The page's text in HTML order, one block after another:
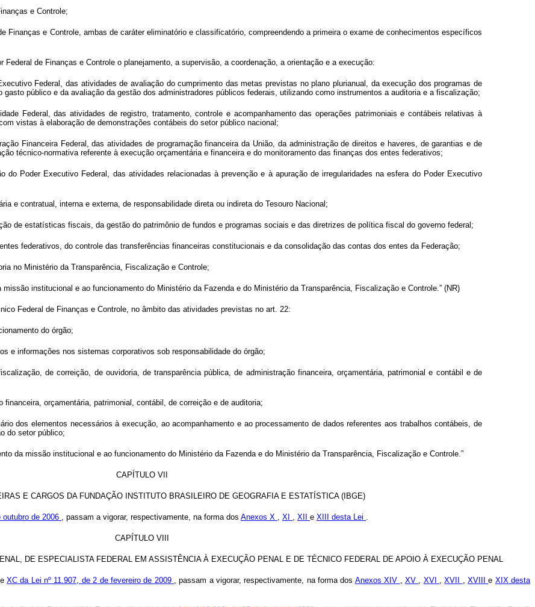
e Controle;
Finanças e Controle, ambas de caráter eliminatório e classificatório, compreendendo a primeira o exame de conhecimentos específicos
Federal de Finanças e Controle o planejamento, a supervisão, a coordenação, a orientação e a execução:
Federal, das atividades de avaliação do cumprimento das metas previstas no plano plurianual, da execução dos programas de
público e da avaliação da gestão dos administradores públicos federais, utilizando como instrumentos a auditoria e a fiscalização;
Federal, das atividades de registro, tratamento, controle e acompanhamento das operações patrimoniais e contábeis relativas à
vistas à elaboração de demonstrações contábeis do setor público nacional;
Financeira Federal, das atividades de programação financeira da União, da administração de direitos e haveres, de garantias e de
técnico-normativa referente à execução orçamentária e financeira e do monitoramento das finanças dos entes federativos;
do Poder Executivo Federal, das atividades relacionadas à prevenção e à apuração de irregularidades na esfera do Poder Executivo
e contratual, interna e externa, de responsabilidade direta ou indireta do Tesouro Nacional;
de estatísticas fiscais, da gestão do patrimônio de fundos e programas sociais e das diretrizes de política fiscal do governo federal;
federativos, do controle das transferências financeiras constitucionais e da consolidação das contas dos entes da Federação;
no Ministério da Transparência, Fiscalização e Controle;
institucional e ao funcionamento do Ministério da Fazenda e do Ministério da Transparência, Fiscalização e Controle.” (NR)
Federal de Finanças e Controle, no âmbito das atividades previstas no art. 22:
do órgão;
e informações nos sistemas corporativos sob responsabilidade do órgão;
de correição, de ouvidoria, de transparência pública, de administração financeira, orçamentária, patrimonial e contábil e de
orçamentária, patrimonial, contábil, de correição e de auditoria;
dos elementos necessários à execução, ao acompanhamento e ao processamento de dados referentes aos trabalhos contábeis, de
do setor público;
da missão institucional e ao funcionamento do Ministério da Fazenda e do Ministério da Transparência, Fiscalização e Controle.”
CAPÍTULO VII
E CARGOS DA FUNDAÇÃO INSTITUTO BRASILEIRO DE GEOGRAFIA E ESTATÍSTICA (IBGE)
outubro de 2006 , passam a vigorar, respectivamente, na forma dos Anexos X , XI , XII e XIII desta Lei .
CAPÍTULO VIII
DE ESPECIALISTA FEDERAL EM ASSISTÊNCIA À EXECUÇÃO PENAL E DE TÉCNICO FEDERAL DE APOIO À EXECUÇÃO PENAL
eXC da Lei nº 11.907, de 2 de fevereiro de 2009 , passam a vigorar, respectivamente, na forma dos Anexos XIV , XV , XVI ,XVII ,XVIIIe XIX desta